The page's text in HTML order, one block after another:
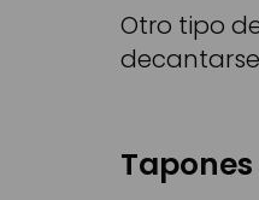
Otro tipo